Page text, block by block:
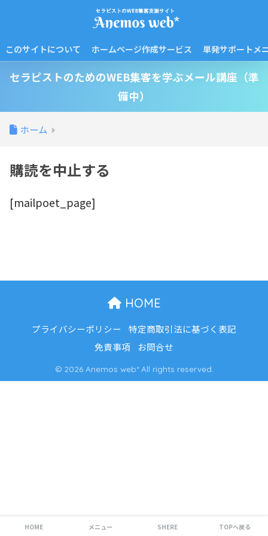
このサイトについて ホームページ作成サービス 単発サポートメ
セラピストのためのWEB集客を学ぶメール講座（準
備中）
ホーム
購読を中止する
[mailpoet_page]
HOME
プライバシーポリシー
特定商取引法に基づく表記
免責事項
お問合せ
© 2026 Anemos web* All rights reserved.
HOME メニュー SHERE TOPへ戻る